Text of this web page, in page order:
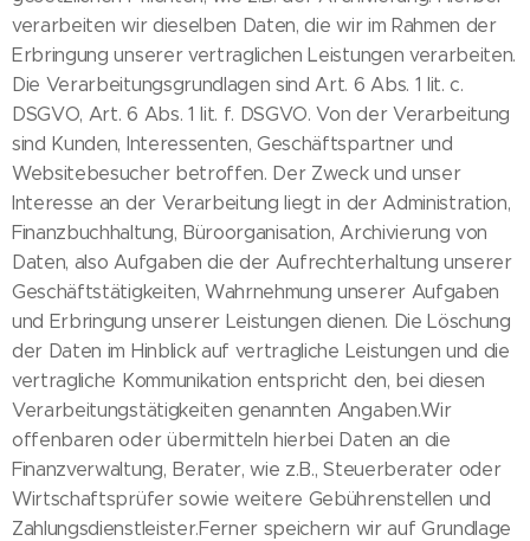
verarbeiten wir dieselben Daten, die wir im Rahmen der
Erbringung unserer vertraglichen Leistungen verarbeiten.
Die Verarbeitungsgrundlagen sind Art. 6 Abs. 1 lit. c.
DSGVO, Art. 6 Abs. 1 lit. f. DSGVO. Von der Verarbeitung
sind Kunden, Interessenten, Geschäftspartner und
Websitebesucher betroffen. Der Zweck und unser
Interesse an der Verarbeitung liegt in der Administration,
Finanzbuchhaltung, Büroorganisation, Archivierung von
Daten, also Aufgaben die der Aufrechterhaltung unserer
Geschäftstätigkeiten, Wahrnehmung unserer Aufgaben
und Erbringung unserer Leistungen dienen. Die Löschung
der Daten im Hinblick auf vertragliche Leistungen und die
vertragliche Kommunikation entspricht den, bei diesen
Verarbeitungstätigkeiten genannten Angaben.Wir
offenbaren oder übermitteln hierbei Daten an die
Finanzverwaltung, Berater, wie z.B., Steuerberater oder
Wirtschaftsprüfer sowie weitere Gebührenstellen und
Zahlungsdienstleister.Ferner speichern wir auf Grundlage